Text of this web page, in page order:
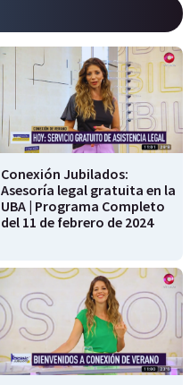
Conexión Jubilados:
Asesoría legal gratuita en la
UBA | Programa Completo
del 11 de febrero de 2024